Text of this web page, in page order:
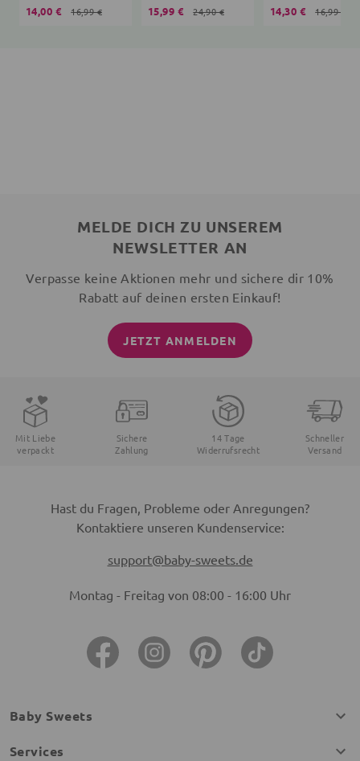
14,00 € 16,99 € 15,99 € 24,90 € 14,30 € 16,99 €
MELDE DICH ZU UNSEREM
NEWSLETTER AN
Verpasse keine Aktionen mehr und sichere dir 10%
Rabatt auf deinen ersten Einkauf!
JETZT ANMELDEN
Mit Liebe
verpackt
Sichere
Zahlung
14 Tage
Widerrufsrecht
Schneller
Versand
Hast du Fragen, Probleme oder Anregungen?
Kontaktiere unseren Kundenservice:
support@baby-sweets.de
Montag - Freitag von 08:00 - 16:00 Uhr
Baby Sweets
Services